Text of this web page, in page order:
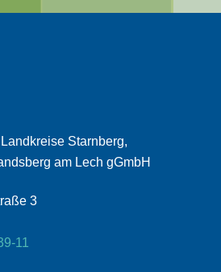
Starnberg,
am Lech gGmbH
3
11